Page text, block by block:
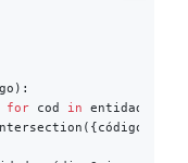
):
for cod in
>